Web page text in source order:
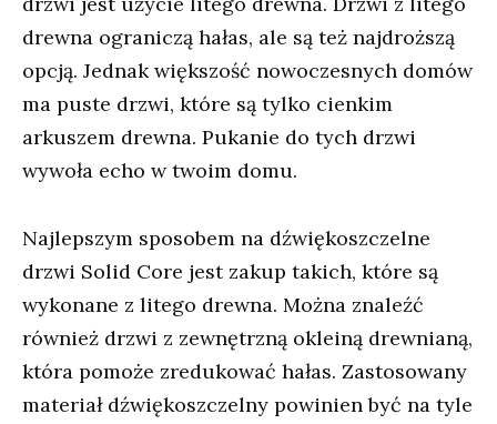
drewna ograniczą hałas, ale są też najdroższą
opcją. Jednak większość nowoczesnych domów
ma puste drzwi, które są tylko cienkim
arkuszem drewna. Pukanie do tych drzwi
wywoła echo w twoim domu.
Najlepszym sposobem na dźwiękoszczelne
drzwi Solid Core jest zakup takich, które są
wykonane z litego drewna. Można znaleźć
również drzwi z zewnętrzną okleiną drewnianą,
która pomoże zredukować hałas. Zastosowany
materiał dźwiękoszczelny powinien być na tyle